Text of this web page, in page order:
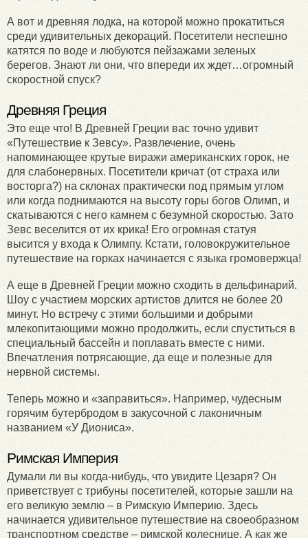
А вот и древняя лодка, на которой можно прокатиться
среди удивительных декораций. Посетители неспешно
катятся по воде и любуются пейзажами зеленых
берегов. Знают ли они, что впереди их ждет…огромный
скоростной спуск?
Древняя Греция
Это еще что! В Древней Греции вас точно удивит
«Путешествие к Зевсу». Развлечение, очень
напоминающее крутые виражи американских горок, не
для слабонервных. Посетители кричат (от страха или
восторга?) на склонах практически под прямым углом
или когда поднимаются на высоту горы богов Олимп, и
скатываются с него камнем с безумной скоростью. Зато
Зевс веселится от их крика! Его огромная статуя
высится у входа к Олимпу. Кстати, головокружительное
путешествие на горках начинается с языка громовержца!
А еще в Древней Греции можно сходить в дельфинарий.
Шоу с участием морских артистов длится не более 20
минут. Но встречу с этими большими и добрыми
млекопитающими можно продолжить, если спуститься в
специальный бассейн и поплавать вместе с ними.
Впечатления потрясающие, да еще и полезные для
нервной системы.
Теперь можно и «заправиться». Например, чудесным
горячим бутербродом в закусочной с лаконичным
названием «У Диониса».
Римская Империя
Думали ли вы когда-нибудь, что увидите Цезаря? Он
приветствует с трибуны посетителей, которые зашли на
его великую землю – в Римскую Империю. Здесь
начинается удивительное путешествие на своеобразном
транспортном средстве – римской колеснице. А как же